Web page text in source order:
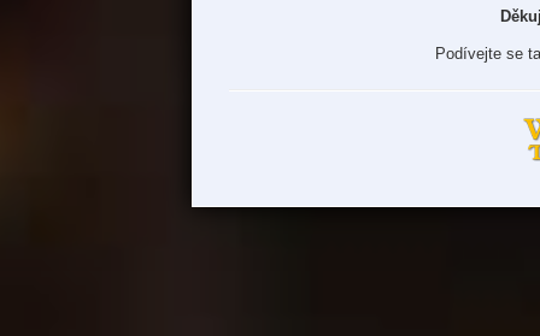
Podívejte se